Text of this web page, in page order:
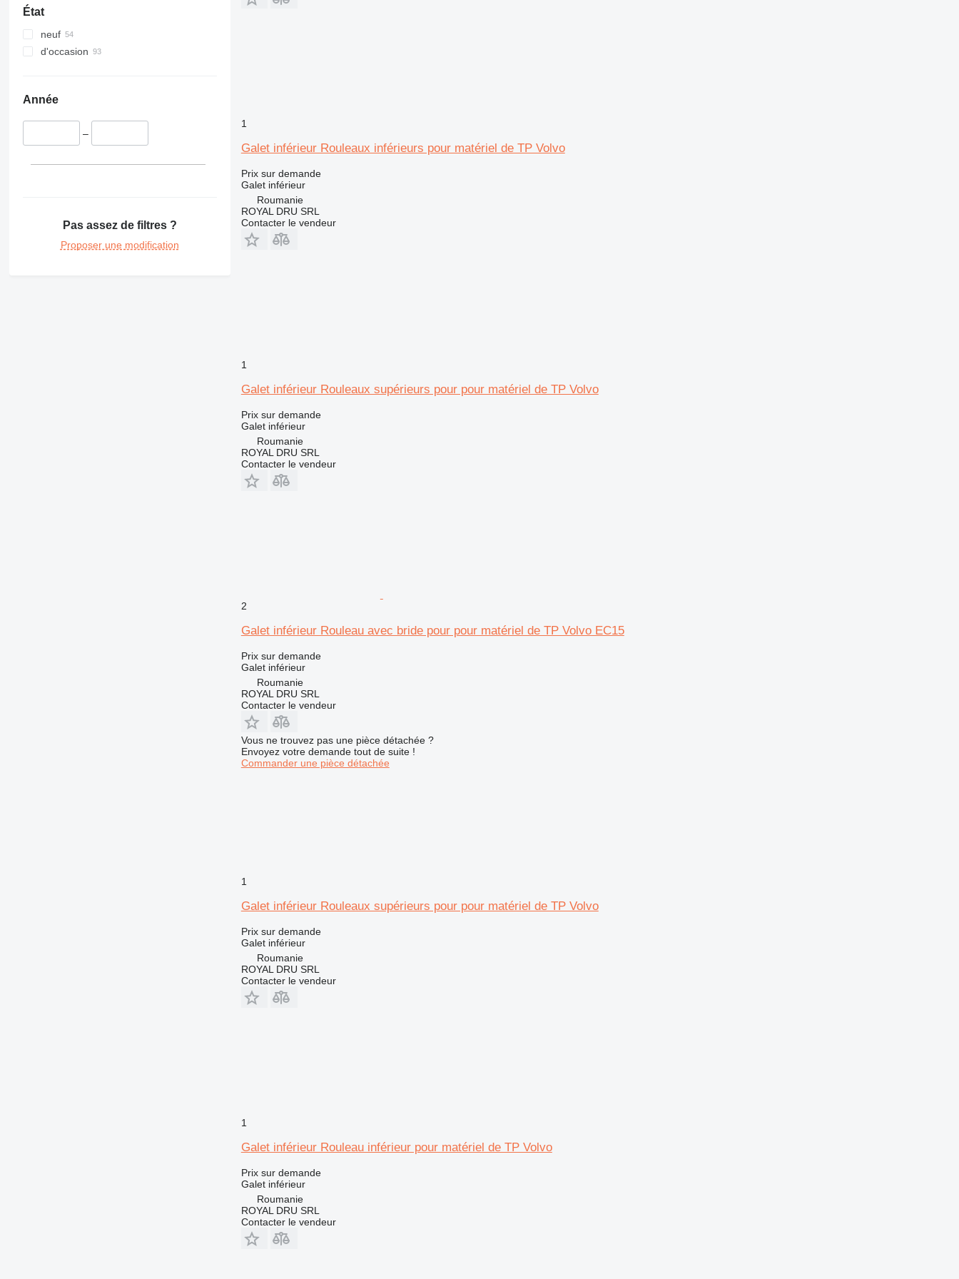
État
neuf
d'occasion
Année
–
Pas assez de filtres ?
Proposer une modification
1
Galet inférieur Rouleaux inférieurs pour matériel de TP Volvo
Prix sur demande
Galet inférieur
Roumanie
ROYAL DRU SRL
Contacter le vendeur
1
Galet inférieur Rouleaux supérieurs pour pour matériel de TP Volvo
Prix sur demande
Galet inférieur
Roumanie
ROYAL DRU SRL
Contacter le vendeur
2
Galet inférieur Rouleau avec bride pour pour matériel de TP Volvo EC15
Prix sur demande
Galet inférieur
Roumanie
ROYAL DRU SRL
Contacter le vendeur
Vous ne trouvez pas une pièce détachée ?
Envoyez votre demande tout de suite !
Commander une pièce détachée
1
Galet inférieur Rouleaux supérieurs pour pour matériel de TP Volvo
Prix sur demande
Galet inférieur
Roumanie
ROYAL DRU SRL
Contacter le vendeur
1
Galet inférieur Rouleau inférieur pour matériel de TP Volvo
Prix sur demande
Galet inférieur
Roumanie
ROYAL DRU SRL
Contacter le vendeur